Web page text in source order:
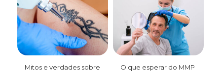
Mitos e verdades sobre
O que esperar do MMP